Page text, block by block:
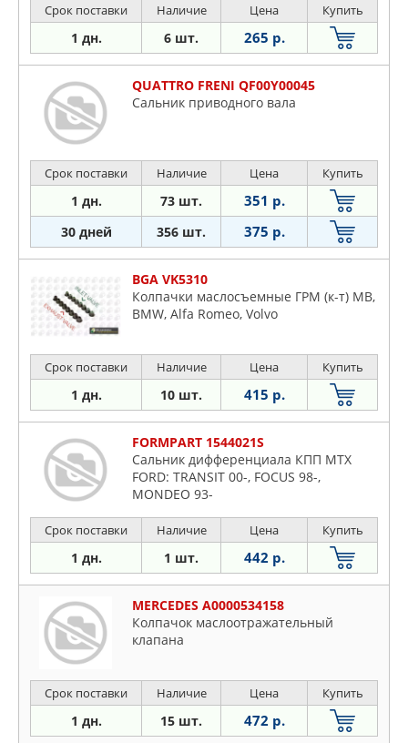
Срок поставки Наличие Цена Купить
1 дн. 6 шт. 265 р.
QUATTRO FRENI QF00Y00045
Сальник приводного вала
Срок поставки Наличие Цена Купить
1 дн. 73 шт. 351 р.
30 дней 356 шт. 375 р.
BGA VK5310
Колпачки маслосъемные ГРМ (к-т) MB,
BMW, Alfa Romeo, Volvo
Срок поставки Наличие Цена Купить
1 дн. 10 шт. 415 р.
FORMPART 1544021S
Сальник дифференциала КПП MTX
FORD: TRANSIT 00-, FOCUS 98-,
MONDEO 93-
Срок поставки Наличие Цена Купить
1 дн. 1 шт. 442 р.
MERCEDES A0000534158
Колпачок маслоотражательный
клапана
Срок поставки Наличие Цена Купить
1 дн. 15 шт. 472 р.